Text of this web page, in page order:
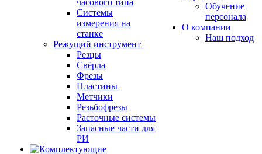
часового типа
Системы
измерения на
станке
Режущий инструмент
Резцы
Свёрла
Фрезы
Пластины
Метчики
Резьбофрезы
Расточные системы
Запасные части для
РИ
Обучение
персонала
О компании
Наш подход